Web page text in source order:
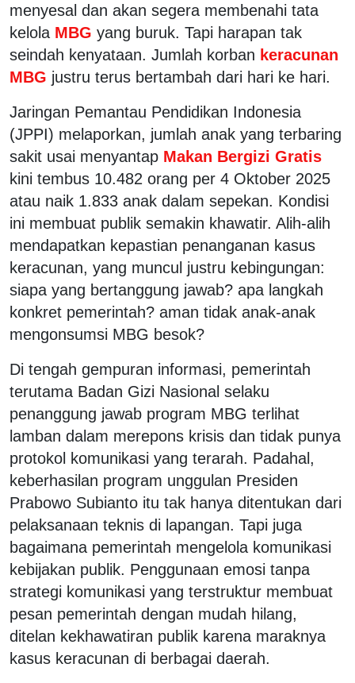
menyesal dan akan segera membenahi tata
kelola MBG yang buruk. Tapi harapan tak
seindah kenyataan. Jumlah korban keracunan
MBG justru terus bertambah dari hari ke hari.
Jaringan Pemantau Pendidikan Indonesia
(JPPI) melaporkan, jumlah anak yang terbaring
sakit usai menyantap Makan Bergizi Gratis
kini tembus 10.482 orang per 4 Oktober 2025
atau naik 1.833 anak dalam sepekan. Kondisi
ini membuat publik semakin khawatir. Alih-alih
mendapatkan kepastian penanganan kasus
keracunan, yang muncul justru kebingungan:
siapa yang bertanggung jawab? apa langkah
konkret pemerintah? aman tidak anak-anak
mengonsumsi MBG besok?
Di tengah gempuran informasi, pemerintah
terutama Badan Gizi Nasional selaku
penanggung jawab program MBG terlihat
lamban dalam merepons krisis dan tidak punya
protokol komunikasi yang terarah. Padahal,
keberhasilan program unggulan Presiden
Prabowo Subianto itu tak hanya ditentukan dari
pelaksanaan teknis di lapangan. Tapi juga
bagaimana pemerintah mengelola komunikasi
kebijakan publik. Penggunaan emosi tanpa
strategi komunikasi yang terstruktur membuat
pesan pemerintah dengan mudah hilang,
ditelan kekhawatiran publik karena maraknya
kasus keracunan di berbagai daerah.